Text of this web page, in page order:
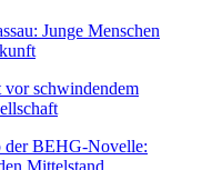
Junge Menschen
schwindendem
der BEHG-Novelle:
Mittelstand